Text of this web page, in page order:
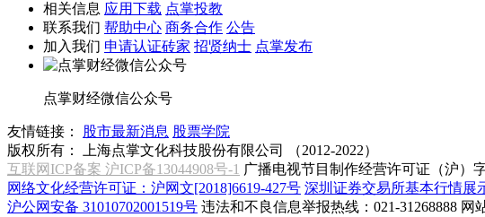
相关信息 应用下载 点掌投教
联系我们 帮助中心 商务合作 公告
加入我们 申请认证砖家 招贤纳士 点掌发布
点掌财经微信公众号
友情链接： 股市最新消息 股票学院
版权所有：
上海点掌文化科技股份有限公司 （2012-2022）
互联网ICP备案 沪ICP备13044908号-1 广播电视节目制作经营许可证（沪）
网络文化经营许可证：沪网文[2018]6619-427号 深圳证券交易所基本行情展
沪公网安备 31010702001519号 违法和不良信息举报热线：021-31268888 网